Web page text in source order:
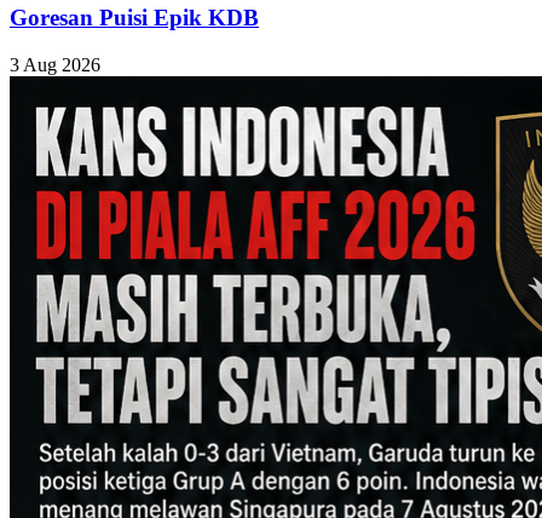
Goresan Puisi Epik KDB
3 Aug 2026